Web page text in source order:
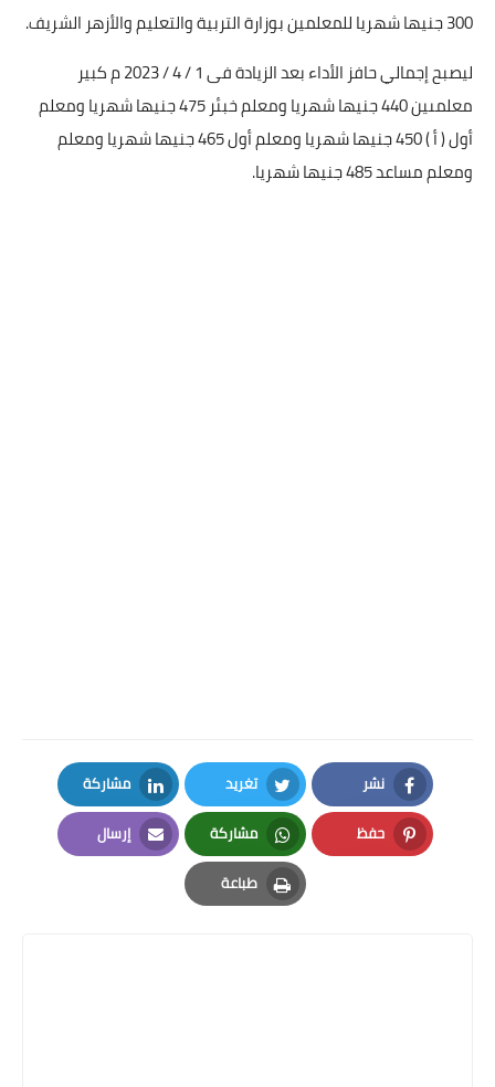
300 جنيها شهريا للمعلمين بوزارة التربية والتعليم والأزهر الشريف.
ليصبح إجمالي حافز الأداء بعد الزيادة فى 1 / 4 / 2023 م كبير
معلمىين 440 جنيها شهريا ومعلم خبئر 475 جنيها شهريا ومعلم
أول ( أ ) 450 جنيها شهريا ومعلم أول 465 جنيها شهريا ومعلم
ومعلم مساعد 485 جنيها شهريا.
نشر
Facebook
تغريد
Twitter
مشاركة
LinkedIn
حفظ
Pinterest
مشاركة
Whatsapp
إرسال
Email
طباعة
Print